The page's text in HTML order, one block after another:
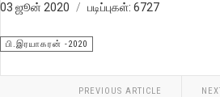
03 ஜூன் 2020 படிப்புகள்: 6727
பி.இரயாகரன் -2020
PREVIOUS ARTICLE